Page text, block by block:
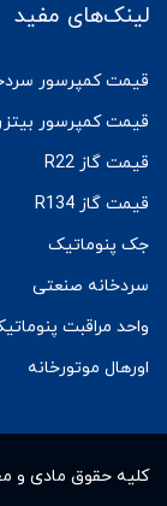
لینک‌های مفید
قیمت کمپرسور
قیمت کمپرسور
قیمت گاز R22
قیمت گاز R134
جک پنوماتیک
سردخانه صنعتی
واحد مراقبت
اورهال موتورخانه
کلیه حقوق مادى و